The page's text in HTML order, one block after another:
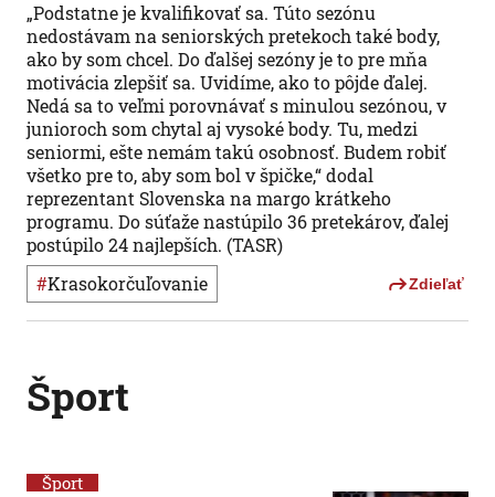
„Podstatne je kvalifikovať sa. Túto sezónu
nedostávam na seniorských pretekoch také body,
ako by som chcel. Do ďalšej sezóny je to pre mňa
motivácia zlepšiť sa. Uvidíme, ako to pôjde ďalej.
Nedá sa to veľmi porovnávať s minulou sezónou, v
junioroch som chytal aj vysoké body. Tu, medzi
seniormi, ešte nemám takú osobnosť. Budem robiť
všetko pre to, aby som bol v špičke,“ dodal
reprezentant Slovenska na margo krátkeho
programu. Do súťaže nastúpilo 36 pretekárov, ďalej
postúpilo 24 najlepších. (TASR)
# krasokorčuľovanie Zdieľať
Šport
Šport